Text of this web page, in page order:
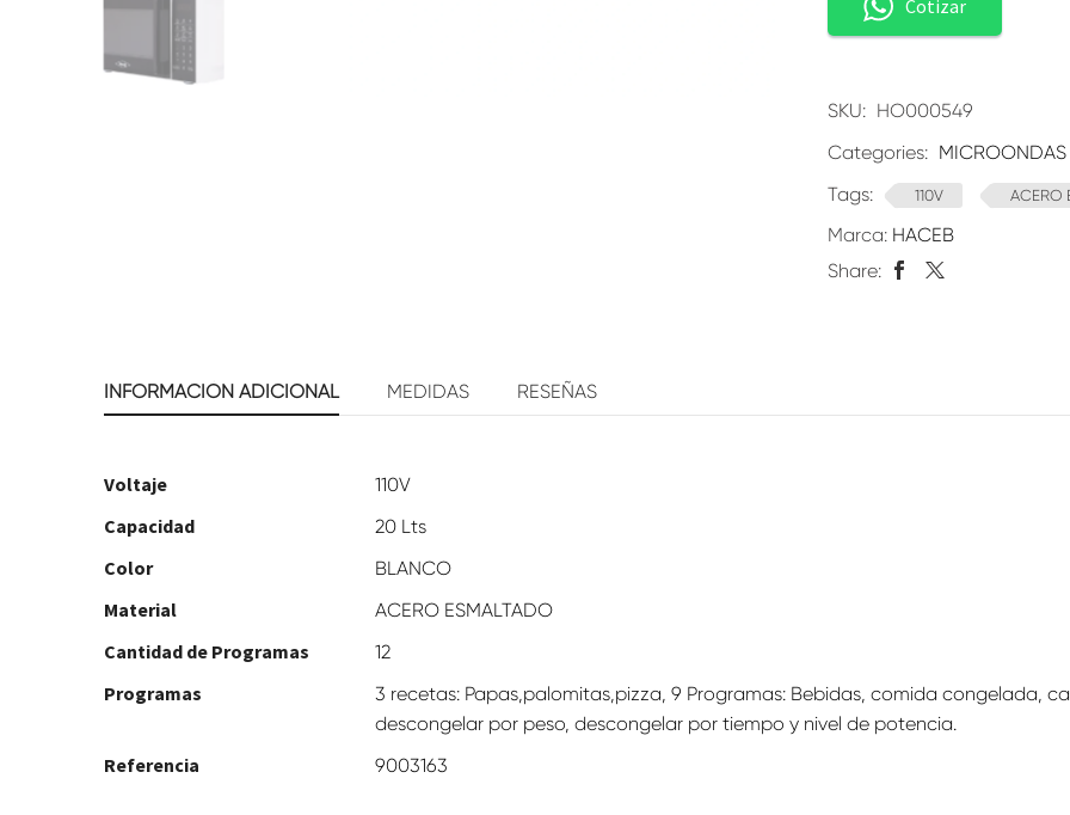
Cotizar
SKU: HO000549
Categories: MICROONDAS
Tags:
110V ACERO
Marca: HACEB
Share:
INFORMACIÓN ADICIONAL MEDIDAS RESEÑAS
Voltaje 110V
Capacidad 20 Lts
Color BLANCO
Material ACERO ESMALTADO
Cantidad de Programas 12
Programas
3 recetas: Papas,palomitas,pizza, 9 Programas: Bebidas, comida congelada,
descongelar por peso, descongelar por tiempo y nivel de potencia.
Referencia 9003163